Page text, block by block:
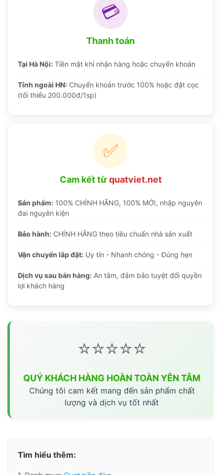
💳
Thanh toán
Tại Hà Nội: Tiền mặt khi nhận hàng hoặc chuyển khoản
Tỉnh ngoài HN: Chuyển khoản trước 100% hoặc đặt cọc
(tối thiểu 200.000đ/1sp)
✅
Cam kết từquatviet.net
Sản phẩm: 100% CHÍNH HÃNG, 100% MỚI, nhập nguyên
đai nguyên kiện
Bảo hành: CHÍNH HÃNG theo tiêu chuẩn nhà sản xuất
Vận chuyển lắp đặt: Uy tín - Nhanh chóng - Đúng hẹn
Dịch vụ sau bán hàng: An tâm, đảm bảo tuyệt đối quyền
lợi khách hàng
⭐⭐⭐⭐⭐
QUÝ KHÁCH HÀNG HOÀN TOÀN YÊN TÂM
Chúng tôi cam kết mang đến sản phẩm chất
lượng và dịch vụ tốt nhất
Tìm hiểu thêm: